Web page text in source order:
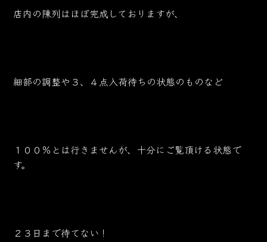
店内の陳列はほぼ完成しておりますが、
細部の調整や３、４点入荷待ちの状態のものなど
１００％とは行きませんが、十分にご覧頂ける状態で
す。
２３日まで待てない！